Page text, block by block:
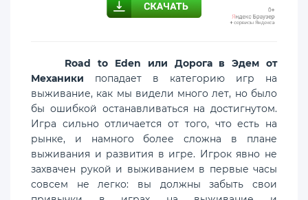
Road to Eden или Дорога в Эдем от
Механики попадает в категорию игр на
выживание, как мы видели много лет, но было
бы ошибкой останавливаться на достигнутом.
Игра сильно отличается от того, что есть на
рынке, и намного более сложна в плане
выживания и развития в игре. Игрок явно не
захвачен рукой и выживанием в первые часы
совсем не легко: вы должны забыть свои